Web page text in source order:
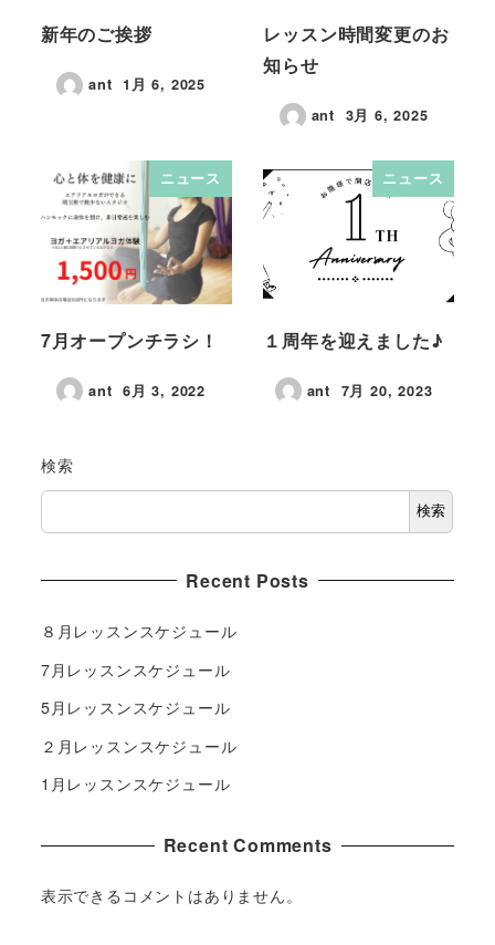
新年のご挨拶
ant 1月 6, 2025
レッスン時間変更のお
知らせ
ant 3月 6, 2025
ニュース
7月オープンチラシ！
ant 6月 3, 2022
ニュース
１周年を迎えました♪
ant 7月 20, 2023
検索
検索
Recent Posts
８月レッスンスケジュール
7月レッスンスケジュール
5月レッスンスケジュール
２月レッスンスケジュール
1月レッスンスケジュール
Recent Comments
表示できるコメントはありません。